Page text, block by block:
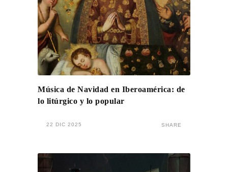
Música de Navidad en Iberoamérica: de
lo litúrgico y lo popular
22 DIC 2025 SHARE